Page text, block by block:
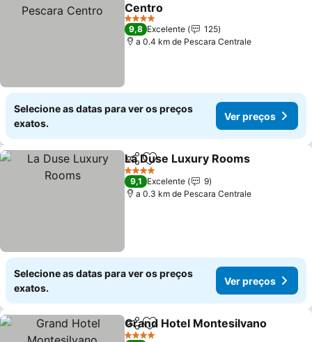
Centro
Ver preços
4 Estrelas
9,8 Excelente
125
a 0.4 km de Pescara Centrale
Selecione as datas para ver os preços
exatos.
Ver preços
PartilharAdicionar aos favoritos
La Duse Luxury Rooms
4 Estrelas
9,1 Excelente
9
a 0.3 km de Pescara Centrale
Selecione as datas para ver os preços
exatos.
Ver preços
PartilharAdicionar aos favoritos
Grand Hotel Montesilvano
4 Estrelas